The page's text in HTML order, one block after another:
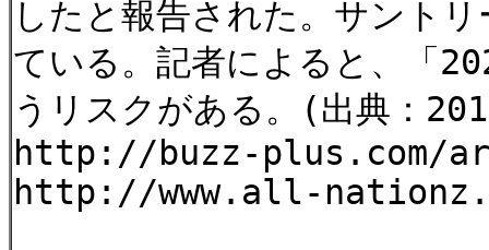
したと報告された。サント
ている。記者によると、「
うリスクがある。(出典：
http://buzz-plus.com/
http://www.all-